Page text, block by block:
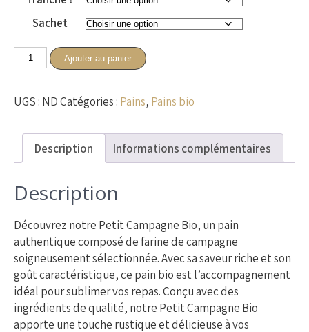
Sachet
quantité
de
Petit
Bio
Ajouter au panier
UGS : NDCatégories : Pains, Pains bio
Description Informations complémentaires
Description
Découvrez notre Petit Campagne Bio, un pain
authentique composé de farine de campagne
soigneusement sélectionnée. Avec sa saveur riche et son
goût caractéristique, ce pain bio est l’accompagnement
idéal pour sublimer vos repas. Conçu avec des
ingrédients de qualité, notre Petit Campagne Bio
apporte une touche rustique et délicieuse à vos